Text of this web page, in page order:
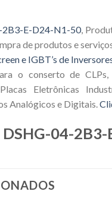
2B3-E-D24-N1-50,
de produtos e
e IGBT’s de
o conserto de
Placas Eletrônicas
Analógicos e Digitais.
DSHG-04-